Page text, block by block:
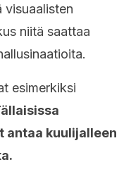
visuaalisten
niitä saattaa
esimerkiksi
antaa kuulijalleen